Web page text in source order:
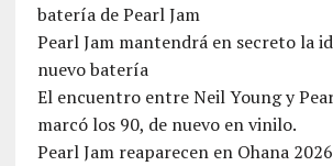
batería de Pearl Jam
Pearl Jam mantendrá en secreto la
nuevo batería
El encuentro entre Neil Young y
marcó los 90, de nuevo en vinilo.
Pearl Jam reaparecen en Ohana